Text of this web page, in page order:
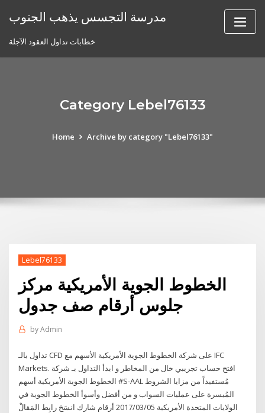
مدرسة التجسس يذهب الجنوب
خطابات تداول العقود الآجلة
Category Lebel76133
Home Archive by category "Lebel76133"
Lebel76133
الخطوط الجوية الأمريكية مركز
جلوس أرقام صف جدول
byAdmin
تداول بالـ CFD على شركة الخطوط الجوية الأمريكية الأسهم مع IFC
Markets. افتح حساب تجريبي خال من المخاطر و ابدأ التداول بـ شركة
الخطوط الجوية الأمريكية أسهم #S-AAL مُستفيداً من مزايا الشروط
المُيسرة على عمليات السواب و من أفضل وأسوأ الخطوط الجوية في
الولايات المتحدة الأمريكية 2017/03/05 أرقام شارك انسَخ رابِط المَقالْ